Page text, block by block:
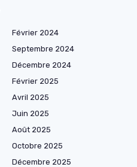
Février 2024
Septembre 2024
Décembre 2024
Février 2025
Avril 2025
Juin 2025
Août 2025
Octobre 2025
Décembre 2025